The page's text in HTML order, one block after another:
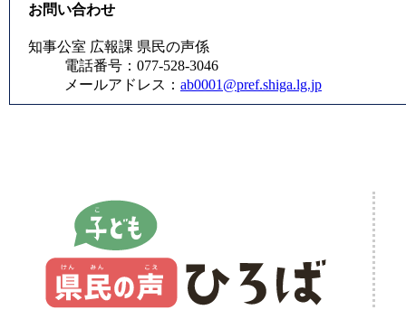
お問い合わせ
知事公室 広報課 県民の声係
電話番号：077-528-3046
メールアドレス： ab0001@pref.shiga.lg.jp